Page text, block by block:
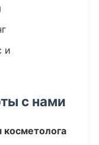
и
с нами
косметолога